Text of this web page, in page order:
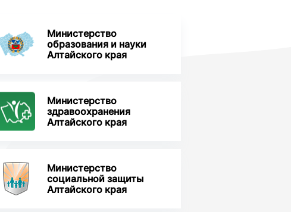
Министерство
образования и науки
Алтайского края
Министерство
здравоохранения
Алтайского края
Министерство
социальной защиты
Алтайского края